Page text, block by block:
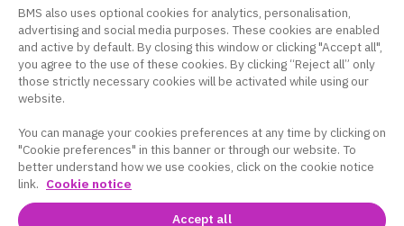
サイト利用条件 個人情報保護ポリシー
お問い
BMS also uses optional cookies for analytics, personalisation,
advertising and social media purposes. These cookies are enabled
and active by default. By closing this window or clicking "Accept all",
you agree to the use of these cookies. By clicking “Reject all” only
those strictly necessary cookies will be activated while using our
website.
You can manage your cookies preferences at any time by clicking on
"Cookie preferences" in this banner or through our website. To
better understand how we use cookies, click on the cookie notice
link. Cookie notice
Accept all